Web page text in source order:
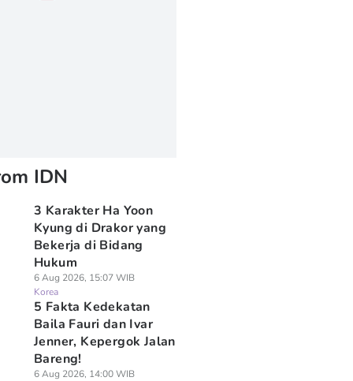
IDN
3 Karakter Ha Yoon
Kyung di Drakor yang
Bekerja di Bidang
Hukum
6 Aug 2026, 15:07 WIB
Korea
5 Fakta Kedekatan
Baila Fauri dan Ivar
Jenner, Kepergok Jalan
Bareng!
6 Aug 2026, 14:00 WIB